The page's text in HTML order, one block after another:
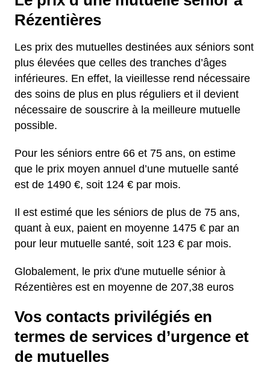
Rézentières
Les prix des mutuelles destinées aux séniors sont
plus élevées que celles des tranches d’âges
inférieures. En effet, la vieillesse rend nécessaire
des soins de plus en plus réguliers et il devient
nécessaire de souscrire à la meilleure mutuelle
possible.
Pour les séniors entre 66 et 75 ans, on estime
que le prix moyen annuel d’une mutuelle santé
est de 1490 €, soit 124 € par mois.
Il est estimé que les séniors de plus de 75 ans,
quant à eux, paient en moyenne 1475 € par an
pour leur mutuelle santé, soit 123 € par mois.
Globalement, le prix d'une mutuelle sénior à
Rézentières est en moyenne de 207,38 euros
Vos contacts privilégiés en
termes de services d’urgence et
de mutuelles